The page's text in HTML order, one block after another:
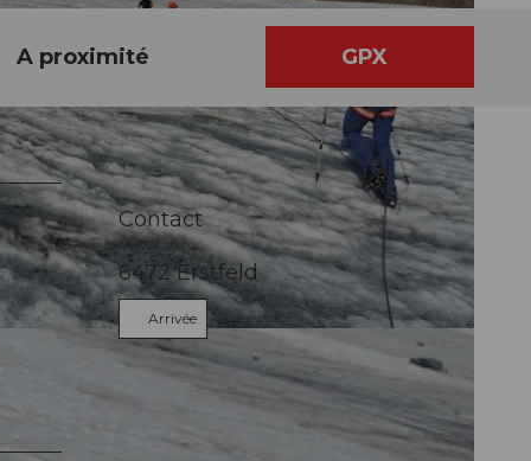
A proximité GPX
Contact
6472Erstfeld
Arrivée